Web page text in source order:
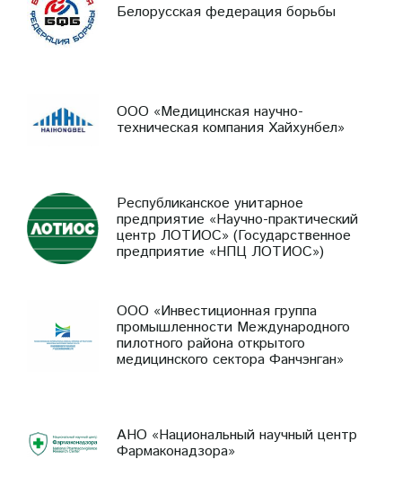
Белорусская федерация борьбы
ООО «Медицинская научно-
техническая компания Хайхунбел»
Республиканское унитарное
предприятие «Научно-практический
центр ЛОТИОС» (Государственное
предприятие «НПЦ ЛОТИОС»)
ООО «Инвестиционная группа
промышленности Международного
пилотного района открытого
медицинского сектора Фанчэнган»
АНО «Национальный научный центр
Фармаконадзора»